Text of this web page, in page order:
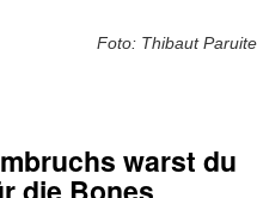
Foto: Thibaut Paruite
warst du